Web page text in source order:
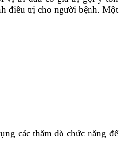
điều trị cho người bệnh. Một
các thăm dò chức năng để